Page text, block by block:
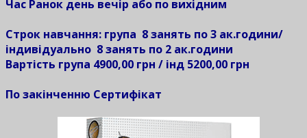
Час Ранок день вечір або по вихідним
Строк навчання: група 8 занять по 3 ак.години/
індивідуально 8 занять по 2 ак.години
Вартість група 4900,00 грн / інд 5200,00 грн
По закінченню Сертифікат